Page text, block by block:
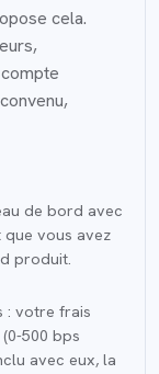
cela.
de bord avec
vous avez
produit.
: votre frais
500 bps
avec eux, la